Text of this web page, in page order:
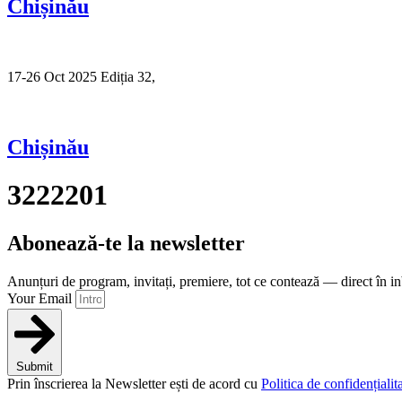
Chișinău
17-26 Oct 2025 Ediția 32,
Chișinău
3222201
Abonează-te la newsletter
Anunțuri de program, invitați, premiere, tot ce contează — direct în
Your Email
Submit
Prin înscrierea la Newsletter ești de acord cu Politica de